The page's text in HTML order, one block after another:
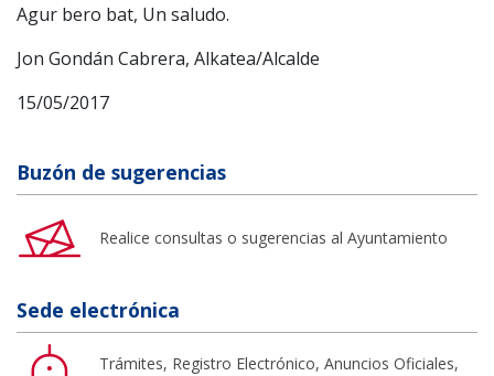
Agur bero bat, Un saludo.
Jon Gondán Cabrera, Alkatea/Alcalde
15/05/2017
Buzón de sugerencias
Realice consultas o sugerencias al Ayuntamiento
Sede electrónica
Trámites, Registro Electrónico, Anuncios Oficiales,